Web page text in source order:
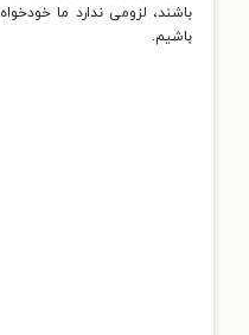
باشند، لزومی ندارد ما خودخواه
باشیم.